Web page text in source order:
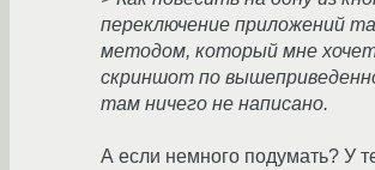
переключение приложений
методом, который мне
скриншот по
там ничего не написано.
А если немного подумать? У